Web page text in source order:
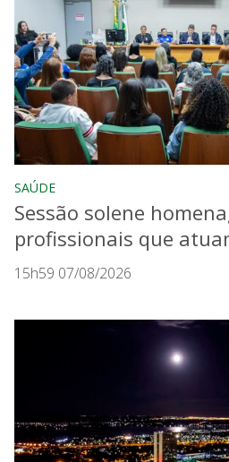
SAÚDE
Sessão solene
profissionais que
15h59 07/08/2026